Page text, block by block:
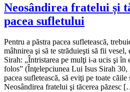
Neosândirea fratelui și
pacea sufletului
Pentru a păstra pacea sufletească,
mâhnirea şi să te străduieşti să fii
Sirah: „Întristarea pe mulţi i-a ucis şi în
folos” (Înţelepciunea Lui Isus Sirah 30,
pacea sufletească, să eviţi pe toate
Neosândirea fratelui şi tăcerea păzesc